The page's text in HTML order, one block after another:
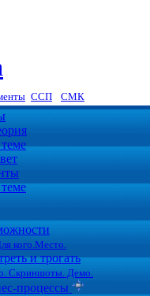
ССП СМК
кого.Место.
и трогать
Скриншоты. Демо.
процессы